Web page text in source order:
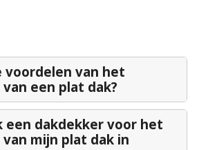
voordelen van het
een plat dak?
een dakdekker voor het
mijn plat dak in